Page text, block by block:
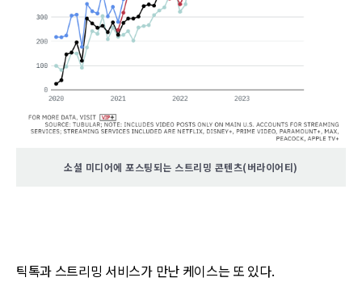
소셜 미디어에 포스팅되는 스트리밍 콘텐츠(버라이어티)
틱톡과 스트리밍 서비스가 만난 케이스는 또 있다.